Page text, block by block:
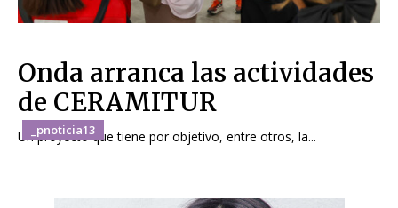
_pnoticia13
Onda arranca las actividades
de CERAMITUR
Un proyecto que tiene por objetivo, entre otros, la...